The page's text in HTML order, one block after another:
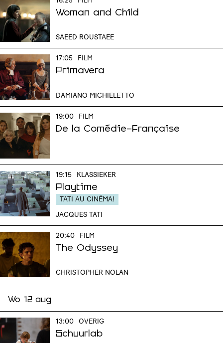
Woman and Child
SAEED ROUSTAEE
17:05 FILM
Primavera
DAMIANO MICHIELETTO
19:00 FILM
De la Comédie-Française
19:15 KLASSIEKER
Playtime
TATI AU CINÉMA!
JACQUES TATI
20:40 FILM
The Odyssey
CHRISTOPHER NOLAN
Wo 12 aug
13:00 OVERIG
Schuurlab